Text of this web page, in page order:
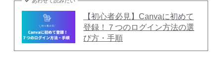
【初心者必見】Canvaに初めて
登録！７つのログイン方法の選
び方・手順